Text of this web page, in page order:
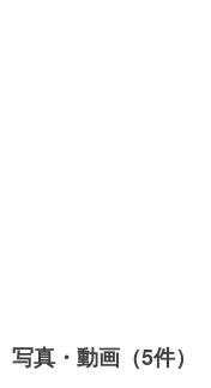
写真・動画（5件）